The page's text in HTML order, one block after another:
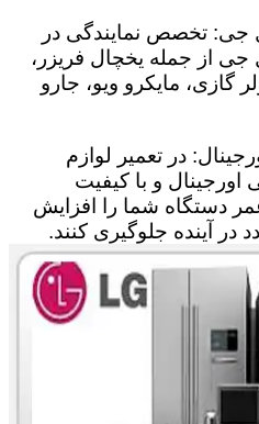
جی: تخصص نمایندگی در
جی از جمله یخچال فریزر،
مایکرو ویو، جارو
در تعمیر لوازم
و با کیفیت
دستگاه شما را افزایش
در آینده جلوگیری کنند.